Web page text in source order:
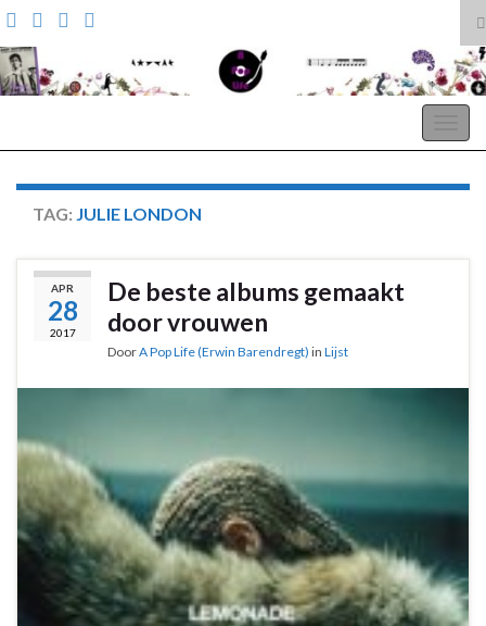
Search for:
TAG: JULIE LONDON
APR
28
2017
De beste albums gemaakt
door vrouwen
DoorA Pop Life (Erwin Barendregt) in Lijst